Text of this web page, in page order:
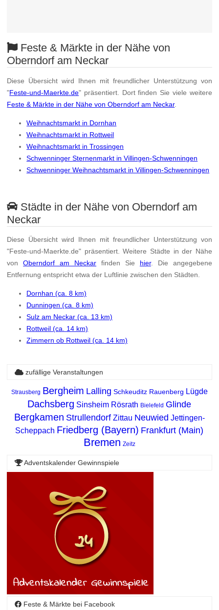
Feste & Märkte in der Nähe von
Oberndorf am Neckar
Diese Übersicht wird Ihnen mit freundlicher Unterstützung von
"Feste-und-Maerkte.de" präsentiert. Dort finden Sie viele weitere
Feste & Märkte in der Nähe von Oberndorf am Neckar.
Weihnachtsmarkt in Dornhan
Weihnachtsmarkt in Rottweil
Weihnachtsmarkt in Trossingen
Schwenninger Sternenmarkt in Villingen-Schwenningen
Schwenninger Weihnachtsmarkt in Villingen-Schwenningen
Städte in der Nähe von Oberndorf am
Neckar
Diese Übersicht wird Ihnen mit freundlicher Unterstützung von
"Feste-und-Maerkte.de" präsentiert. Weitere Städte in der Nähe
vonOberndorf am Neckar finden Sie hier. Die angegebene
Entfernung entspricht etwa der Luftlinie zwischen den Städten.
Dornhan (ca. 8 km)
Dunningen (ca. 8 km)
Sulz am Neckar (ca. 13 km)
Rottweil (ca. 14 km)
Zimmern ob Rottweil (ca. 14 km)
zufällige Veranstaltungen
Strausberg Bergheim Lalling Schkeuditz Rauenberg Lügde
Dachsberg Sinsheim Rösrath Bielefeld Glinde
Bergkamen Strullendorf Zittau Neuwied Jettingen-
Scheppach Friedberg (Bayern) Frankfurt (Main)
Bremen Zeitz
Adventskalender Gewinnspiele
Feste & Märkte bei Facebook